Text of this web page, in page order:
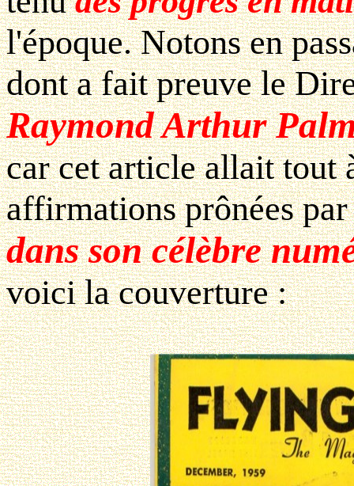
l'époque. Notons en
dont a fait preuve le
Raymond Arthur
car cet article allait tout
affirmations prônées
dans son célèbre
voici la couverture :